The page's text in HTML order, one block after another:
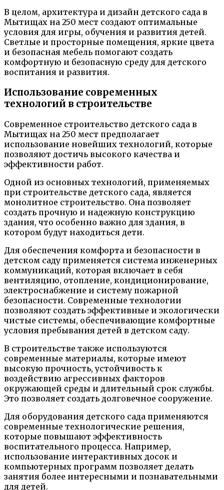
В целом, архитектура и дизайн детского сада в
Мытищах на 250 мест создают оптимальные
условия для игры, обучения и развития детей.
Светлые и просторные помещения, яркие цвета
и безопасная мебель помогают создать
комфортную и безопасную среду для детского
воспитания и развития.
Использование современных
технологий в строительстве
Современное строительство детского сада в
Мытищах на 250 мест предполагает
использование новейших технологий, которые
позволяют достичь высокого качества и
эффективности работ.
Одной из основных технологий, применяемых
при строительстве детского сада, является
монолитное строительство. Она позволяет
создать прочную и надежную конструкцию
здания, что особенно важно для здания, в
котором будут находиться дети.
Для обеспечения комфорта и безопасности в
детском саду применяется система инженерных
коммуникаций, которая включает в себя
вентиляцию, отопление, кондиционирование,
электроснабжение и систему пожарной
безопасности. Современные технологии
позволяют создать эффективные и экологически
чистые системы, обеспечивающие комфортные
условия пребывания детей в детском саду.
В строительстве также используются
современные материалы, которые имеют
высокую прочность, устойчивость к
воздействию агрессивных факторов
окружающей среды и длительный срок службы.
Это позволяет создать долговечное сооружение.
Для оборудования детского сада применяются
современные технологические решения,
которые повышают эффективность
воспитательного процесса. Например,
использование интерактивных досок и
компьютерных программ позволяет делать
занятия более интересными и познавательными
для детей.